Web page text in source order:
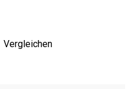
Vergleichen